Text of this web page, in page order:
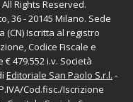
Rights Reserved.
36 - 20145 Milano. Sede
(CN) Iscritta al registro
Codice Fiscale e
€ 479.552 i.v. Società
Editoriale San Paolo S.r.l. -
Cod.fisc./Iscrizione